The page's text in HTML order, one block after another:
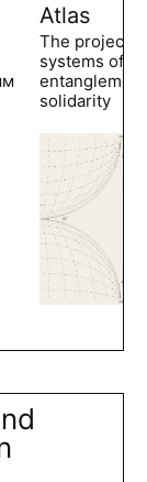
Atlas
The project
systems of
solidarity